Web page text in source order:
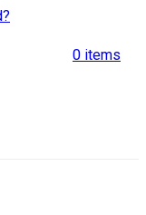
0 items